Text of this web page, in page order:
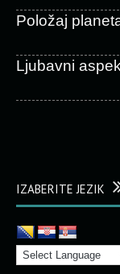
Položaj
Ljubavni
IZABERITE JEZIK